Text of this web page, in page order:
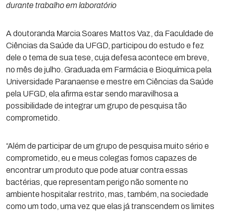
durante trabalho em laboratório
A doutoranda Marcia Soares Mattos Vaz, da Faculdade de
Ciências da Saúde da UFGD, participou do estudo e fez
dele o tema de sua tese, cuja defesa acontece em breve,
no mês de julho. Graduada em Farmácia e Bioquímica pela
Universidade Paranaense e mestre em Ciências da Saúde
pela UFGD, ela afirma estar sendo maravilhosa a
possibilidade de integrar um grupo de pesquisa tão
comprometido.
“Além de participar de um grupo de pesquisa muito sério e
comprometido, eu e meus colegas fomos capazes de
encontrar um produto que pode atuar contra essas
bactérias, que representam perigo não somente no
ambiente hospitalar restrito, mas, também, na sociedade
como um todo, uma vez que elas já transcendem os limites